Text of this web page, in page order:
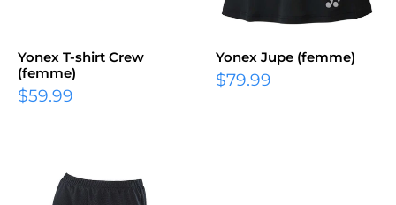
Yonex T-shirt Crew
(femme)
$59.99
Yonex Jupe (femme)
$79.99